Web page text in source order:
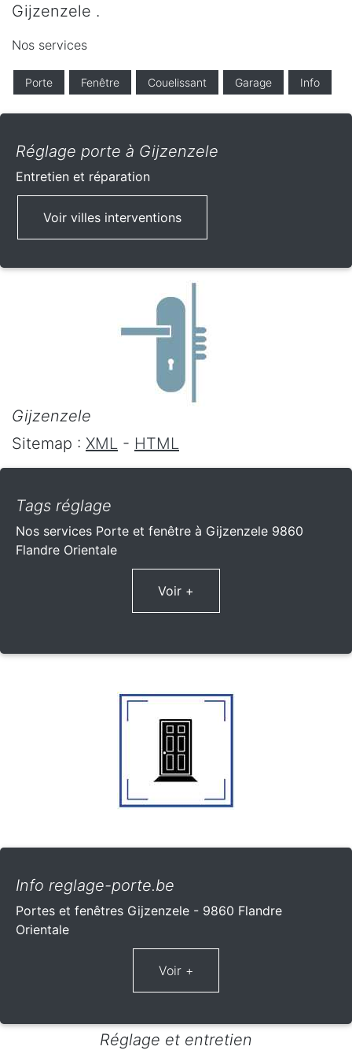
Gijzenzele .
Nos services
Porte Fenêtre Couelissant Garage Info
Réglage porte à Gijzenzele
Entretien et réparation
Voir villes interventions
Gijzenzele
Sitemap : XML - HTML
Tags réglage
Nos services Porte et fenêtre à Gijzenzele 9860
Flandre Orientale
Voir +
Info reglage-porte.be
Portes et fenêtres Gijzenzele - 9860 Flandre
Orientale
Réglage et entretien